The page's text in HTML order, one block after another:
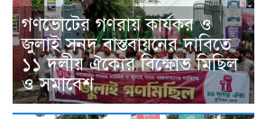
গণভোটের গণরায় কার্যকর ও
জুলাই সনদ বাস্তবায়নের দাবিতে
১১ দলীয় ঐক্যের বিক্ষোভ মিছিল
ও সমাবেশ